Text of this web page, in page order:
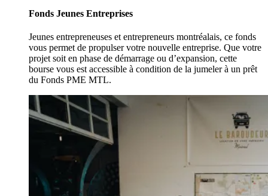
Fonds Jeunes Entreprises
Jeunes entrepreneuses et entrepreneurs montréalais, ce fonds
vous permet de propulser votre nouvelle entreprise. Que votre
projet soit en phase de démarrage ou d’expansion, cette
bourse vous est accessible à condition de la jumeler à un prêt
du Fonds PME MTL.